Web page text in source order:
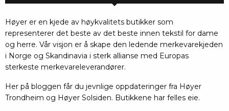
Høyer er en kjede av høykvalitets butikker som
representerer det beste av det beste innen tekstil for dame
og herre. Vår visjon er å skape den ledende merkevarekjeden
i Norge og Skandinavia i sterk allianse med Europas
sterkeste merkevareleverandører.
Her på bloggen får du jevnlige oppdateringer fra Høyer
Trondheim og Høyer Solsiden. Butikkene har felles eie.